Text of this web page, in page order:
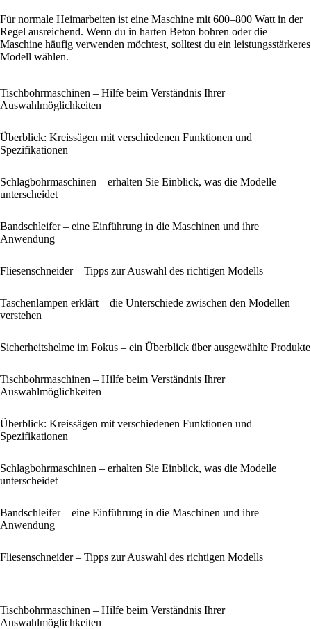
Für normale Heimarbeiten ist eine Maschine mit 600–800 Watt in der
Regel ausreichend. Wenn du in harten Beton bohren oder die
Maschine häufig verwenden möchtest, solltest du ein leistungsstärkeres
Modell wählen.
Tischbohrmaschinen – Hilfe beim Verständnis Ihrer
Auswahlmöglichkeiten
Überblick: Kreissägen mit verschiedenen Funktionen und
Spezifikationen
Schlagbohrmaschinen – erhalten Sie Einblick, was die Modelle
unterscheidet
Bandschleifer – eine Einführung in die Maschinen und ihre
Anwendung
Fliesenschneider – Tipps zur Auswahl des richtigen Modells
Taschenlampen erklärt – die Unterschiede zwischen den Modellen
verstehen
Sicherheitshelme im Fokus – ein Überblick über ausgewählte Produkte
Tischbohrmaschinen – Hilfe beim Verständnis Ihrer
Auswahlmöglichkeiten
Überblick: Kreissägen mit verschiedenen Funktionen und
Spezifikationen
Schlagbohrmaschinen – erhalten Sie Einblick, was die Modelle
unterscheidet
Bandschleifer – eine Einführung in die Maschinen und ihre
Anwendung
Fliesenschneider – Tipps zur Auswahl des richtigen Modells
Tischbohrmaschinen – Hilfe beim Verständnis Ihrer
Auswahlmöglichkeiten